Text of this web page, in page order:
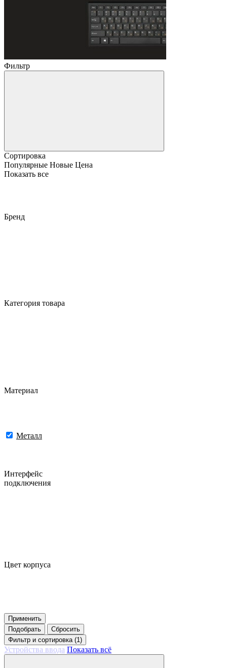
Фильтр
Сортировка
Популярные Новые Цена
Показать все
Бренд
Категория товара
Материал
Металл
Интерфейс
подключения
Цвет корпуса
Применить
Подобрать
Сбросить
Фильтр и сортировка (1)
Устройства ввода Показать всё